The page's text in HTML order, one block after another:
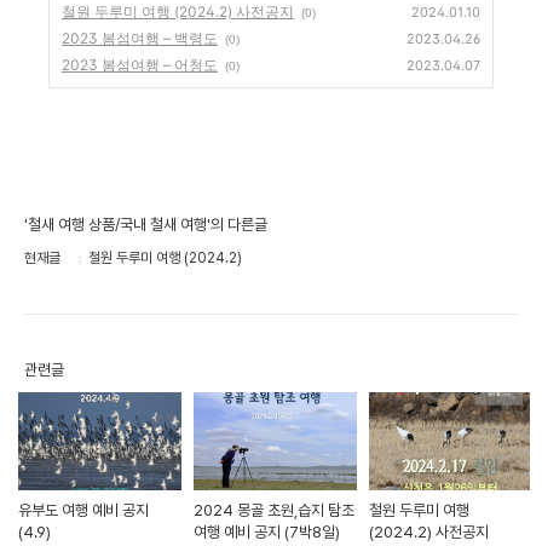
철원 두루미 여행 (2024.2) 사전공지 (0) 2024.01.10
2023 봄섬여행 – 백령도 (0) 2023.04.26
2023 봄섬여행 – 어청도 (0) 2023.04.07
'철새 여행 상품/국내 철새 여행'의 다른글
현재글 철원 두루미 여행 (2024.2)
관련글
유부도 여행 예비 공지
(4.9)
2024 몽골 초원,습지 탐조
여행 예비 공지 (7박8일)
철원 두루미 여행
(2024.2) 사전공지